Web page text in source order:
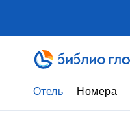
Отель Номера